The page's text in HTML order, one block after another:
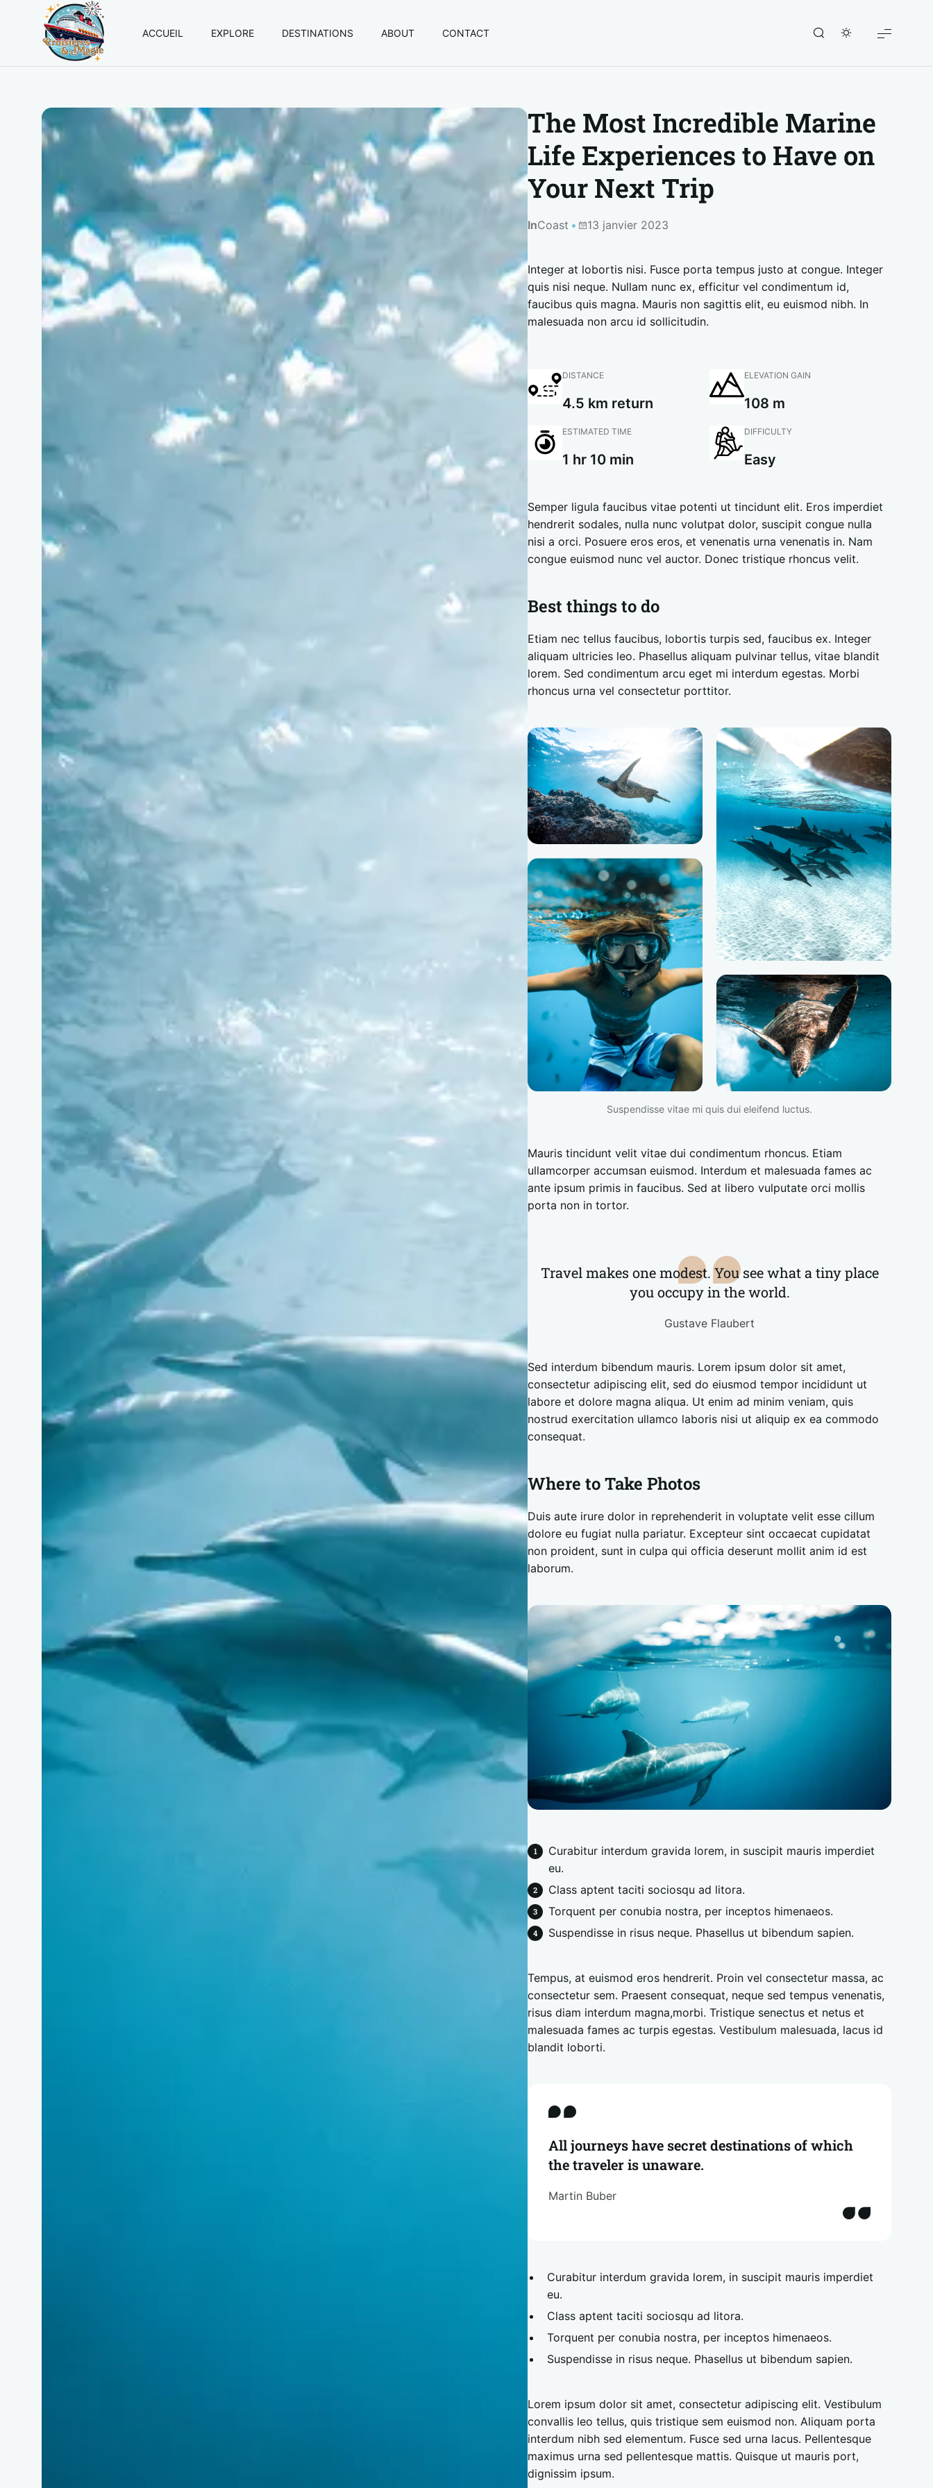
Croisières
ACCUEIL EXPLORE DESTINATIONS ABOUT CONTACT
The Most Incredible Marine
Life Experiences to Have on
Your Next Trip
InCoast 13 janvier 2023
Integer at lobortis nisi. Fusce porta tempus justo at congue. Integer
quis nisi neque. Nullam nunc ex, efficitur vel condimentum id,
faucibus quis magna. Mauris non sagittis elit, eu euismod nibh. In
malesuada non arcu id sollicitudin.
DISTANCE
4.5 km return
ESTIMATED TIME
1 hr 10 min
ELEVATION GAIN
108 m
DIFFICULTY
Easy
Semper ligula faucibus vitae potenti ut tincidunt elit. Eros imperdiet
hendrerit sodales, nulla nunc volutpat dolor, suscipit congue nulla
nisi a orci. Posuere eros eros, et venenatis urna venenatis in. Nam
congue euismod nunc vel auctor. Donec tristique rhoncus velit.
Best things to do
Etiam nec tellus faucibus, lobortis turpis sed, faucibus ex. Integer
aliquam ultricies leo. Phasellus aliquam pulvinar tellus, vitae blandit
lorem. Sed condimentum arcu eget mi interdum egestas. Morbi
rhoncus urna vel consectetur porttitor.
Suspendisse vitae mi quis dui eleifend luctus.
Mauris tincidunt velit vitae dui condimentum rhoncus. Etiam
ullamcorper accumsan euismod. Interdum et malesuada fames ac
ante ipsum primis in faucibus. Sed at libero vulputate orci mollis
porta non in tortor.
Travel makes one modest. You see what a tiny place
you occupy in the world.
Gustave Flaubert
Sed interdum bibendum mauris. Lorem ipsum dolor sit amet,
consectetur adipiscing elit, sed do eiusmod tempor incididunt ut
labore et dolore magna aliqua. Ut enim ad minim veniam, quis
nostrud exercitation ullamco laboris nisi ut aliquip ex ea commodo
consequat.
Where to Take Photos
Duis aute irure dolor in reprehenderit in voluptate velit esse cillum
dolore eu fugiat nulla pariatur. Excepteur sint occaecat cupidatat
non proident, sunt in culpa qui officia deserunt mollit anim id est
laborum.
Curabitur interdum gravida lorem, in suscipit mauris imperdiet
eu.
Class aptent taciti sociosqu ad litora.
Torquent per conubia nostra, per inceptos himenaeos.
Suspendisse in risus neque. Phasellus ut bibendum sapien.
Tempus, at euismod eros hendrerit. Proin vel consectetur massa, ac
consectetur sem. Praesent consequat, neque sed tempus venenatis,
risus diam interdum magna,morbi. Tristique senectus et netus et
malesuada fames ac turpis egestas. Vestibulum malesuada, lacus id
blandit loborti.
All journeys have secret destinations of which
the traveler is unaware.
Martin Buber
Curabitur interdum gravida lorem, in suscipit mauris imperdiet
eu.
Class aptent taciti sociosqu ad litora.
Torquent per conubia nostra, per inceptos himenaeos.
Suspendisse in risus neque. Phasellus ut bibendum sapien.
Lorem ipsum dolor sit amet, consectetur adipiscing elit. Vestibulum
convallis leo tellus, quis tristique sem euismod non. Aliquam porta
interdum nibh sed elementum. Fusce sed urna lacus. Pellentesque
maximus urna sed pellentesque mattis. Quisque ut mauris port,
dignissim ipsum.